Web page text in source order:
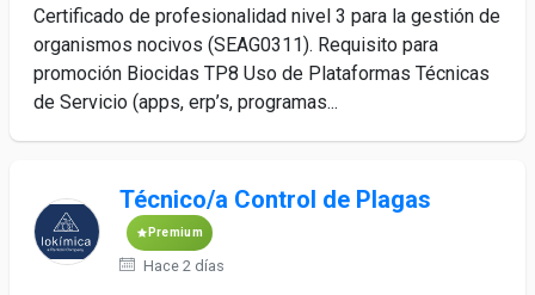
Certificado de profesionalidad nivel 3 para la gestión de
organismos nocivos (SEAG0311). Requisito para
promoción Biocidas TP8 Uso de Plataformas Técnicas
de Servicio (apps, erp’s, programas...
Técnico/a Control de Plagas
Premium
Hace 2 días